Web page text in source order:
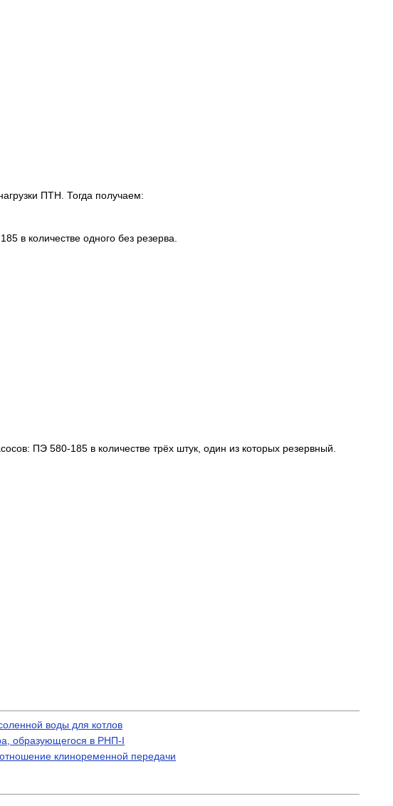
ПТН. Тогда получаем:
в количестве одного без резерва.
ПЭ 580-185 в количестве трёх штук, один из которых резервный.
воды для котлов
образующегося в РНП-I
клиноременной передачи